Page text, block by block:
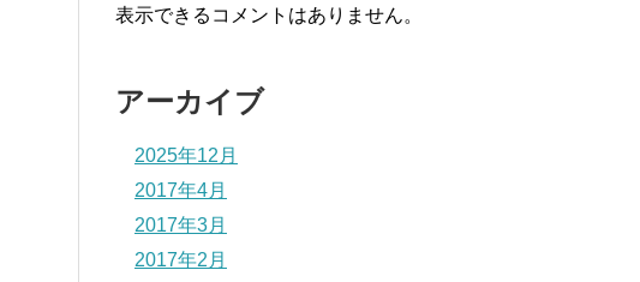
表示できるコメントはありません。
アーカイブ
2025年12月
2017年4月
2017年3月
2017年2月